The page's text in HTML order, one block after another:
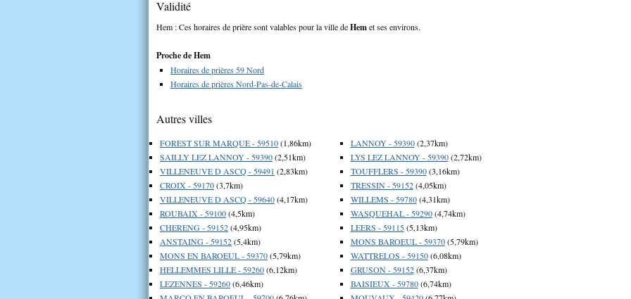
Validité
Hem : Ces horaires de prière sont valables pour la ville deHemet ses environs.
Proche de Hem
Horaires de prières 59 Nord
Horaires de prières Nord-Pas-de-Calais
Autres villes
FOREST SUR MARQUE - 59510(1,86km)
SAILLY LEZ LANNOY - 59390(2,51km)
VILLENEUVE D ASCQ - 59491 (2,83km)
CROIX - 59170(3,7km)
VILLENEUVE D ASCQ - 59640(4,17km)
ROUBAIX - 59100(4,5km)
CHERENG - 59152(4,95km)
ANSTAING - 59152(5,4km)
MONS EN BAROEUL - 59370(5,79km)
HELLEMMES LILLE - 59260(6,12km)
LEZENNES - 59260(6,46km)
LANNOY - 59390(2,37km)
LYS LEZ LANNOY - 59390(2,72km)
TOUFFLERS - 59390(3,16km)
TRESSIN - 59152(4,05km)
WILLEMS - 59780(4,31km)
WASQUEHAL - 59290(4,74km)
LEERS - 59115(5,13km)
MONS BAROEUL - 59370(5,79km)
WATTRELOS - 59150(6,08km)
GRUSON - 59152(6,37km)
BAISIEUX - 59780(6,74km)